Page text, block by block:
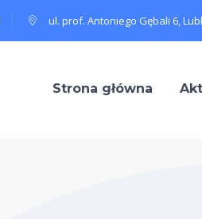
ul. prof. Antoniego Gębali 6,
Strona główna